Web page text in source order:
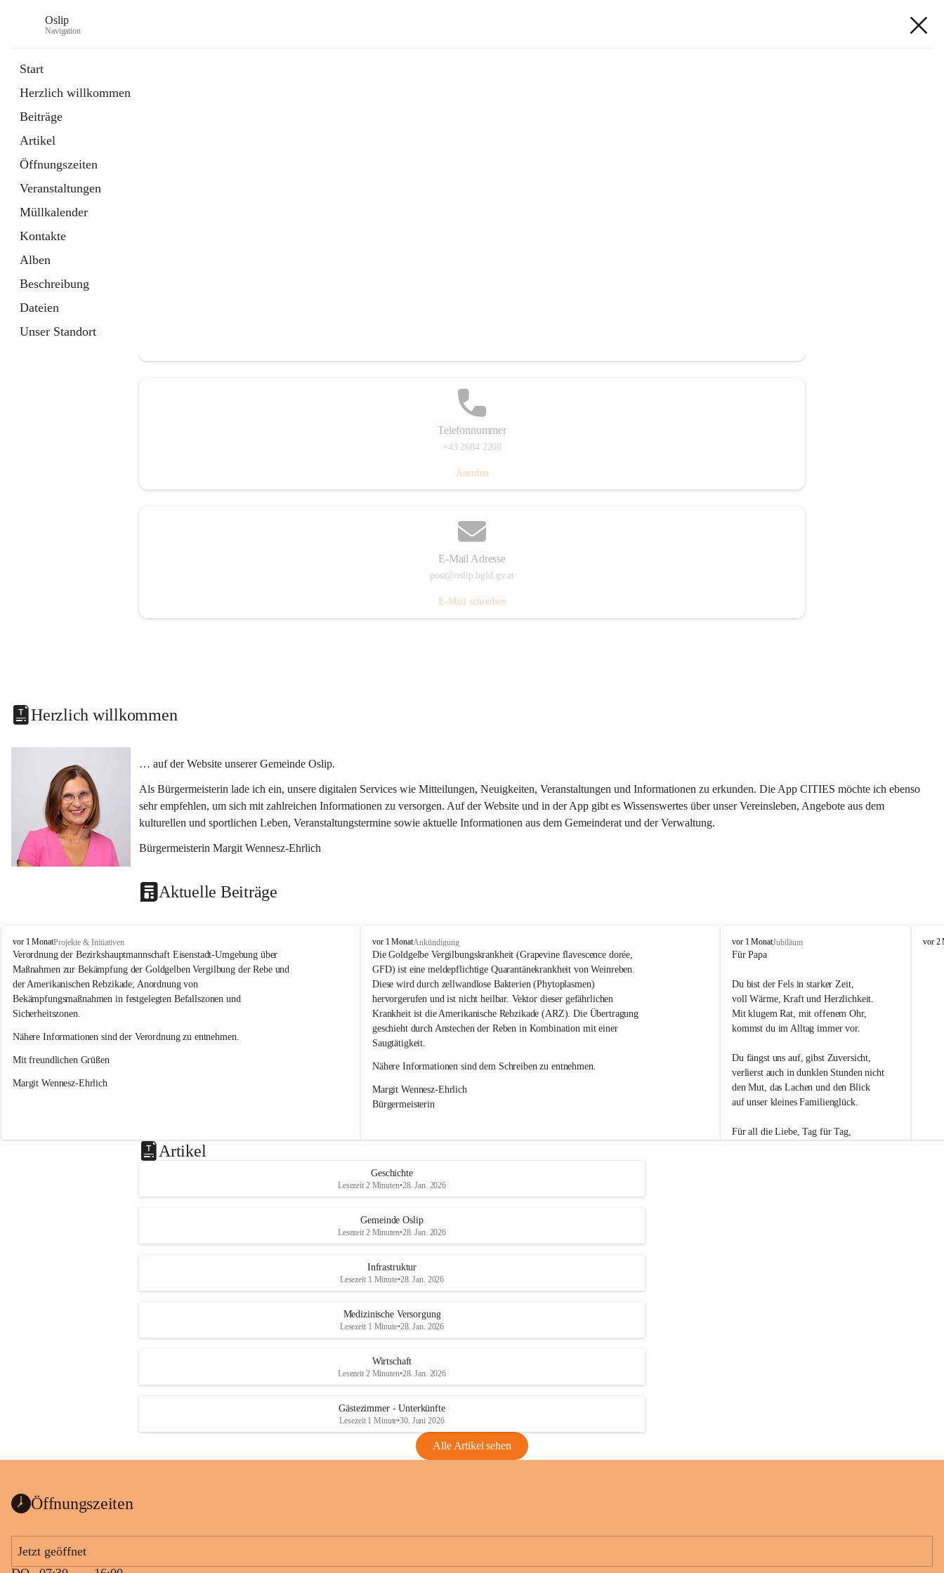
Oslip
Navigation
Start
Herzlich willkommen
Beiträge
Artikel
Öffnungszeiten
Veranstaltungen
Müllkalender
Kontakte
Alben
Beschreibung
Dateien
Unser Standort
Telefonnummer
+43 2684 2208
Anrufen
E-Mail Adresse
post@oslip.bgld.gv.at
E-Mail schreiben
Herzlich willkommen
… auf der Website unserer Gemeinde Oslip.
Als Bürgermeisterin lade ich ein, unsere digitalen Services wie Mitteilungen, Neuigkeiten, Veranstaltungen und Informationen zu erkunden. Die App CITIES möchte ich ebenso
sehr empfehlen, um sich mit zahlreichen Informationen zu versorgen. Auf der Website und in der App gibt es Wissenswertes über unser Vereinsleben, Angebote aus dem
kulturellen und sportlichen Leben, Veranstaltungstermine sowie aktuelle Informationen aus dem Gemeinderat und der Verwaltung.
Bürgermeisterin Margit Wennesz-Ehrlich
Aktuelle Beiträge
O
s
l
i
p
vor 1 MonatProjekte & Initiativen
Verordnung der Bezirkshauptmannschaft Eisenstadt-Umgebung über
Maßnahmen zur Bekämpfung der Goldgelben Vergilbung der Rebe und
der Amerikanischen Rebzikade; Anordnung von
Bekämpfungsmaßnahmen in festgelegten Befallszonen und
Sicherheitszonen.
Nähere Informationen sind der Verordnung zu entnehmen.
Mit freundlichen Grüßen
Margit Wennesz-Ehrlich
O
s
l
i
p
vor 1 MonatAnkündigung
Die Goldgelbe Vergilbungskrankheit (Grapevine flavescence dorée,
GFD) ist eine meldepflichtige Quarantänekrankheit von Weinreben.
Diese wird durch zellwandlose Bakterien (Phytoplasmen)
hervorgerufen und ist nicht heilbar. Vektor dieser gefährlichen
Krankheit ist die Amerikanische Rebzikade (ARZ). Die Übertragung
geschieht durch Anstechen der Reben in Kombination mit einer
Saugtätigkeit.
Nähere Informationen sind dem Schreiben zu entnehmen.
Margit Wennesz-Ehrlich
Bürgermeisterin
O
s
i
vor 1 MonatJubiläum
Für Papa
Du bist der Fels in starker Zeit,
voll Wärme, Kraft und Herzlichkeit.
Mit klugem Rat, mit offenem Ohr,
kommst du im Alltag immer vor.
Du fängst uns auf, gibst Zuversicht,
verlierst auch in dunklen Stunden nicht
den Mut, das Lachen und den Blick
auf unser kleines Familienglück.
Für all die Liebe, Tag für Tag,
O
vor 2
Artikel
Geschichte
Lesezeit 2 Minuten•28. Jan. 2026
Gemeinde Oslip
Lesezeit 2 Minuten•28. Jan. 2026
Infrastruktur
Lesezeit 1 Minute•28. Jan. 2026
Medizinische Versorgung
Lesezeit 1 Minute•28. Jan. 2026
Wirtschaft
Lesezeit 2 Minuten•28. Jan. 2026
Gästezimmer - Unterkünfte
Lesezeit 1 Minute•30. Juni 2026
Alle Artikel sehen
Öffnungszeiten
Jetzt geöffnet